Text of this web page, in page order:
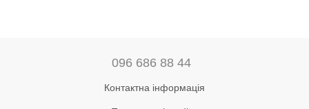
096 686 88 44
Контактна інформація